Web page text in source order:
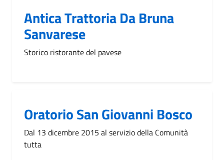
Antica Trattoria Da Bruna
Sanvarese
Storico ristorante del pavese
Oratorio San Giovanni Bosco
Dal 13 dicembre 2015 al servizio della Comunità
tutta